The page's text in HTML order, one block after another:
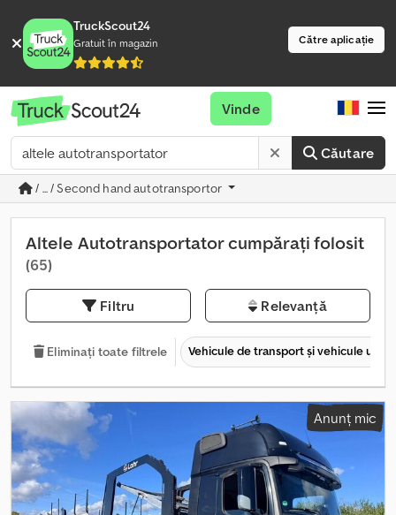
TruckScout24
Gratuit în magazin Către aplicație
Căutare
Vinde
/ ... / Second hand autotransportor
Altele Autotransportator cumpărați folosit
(65)
Filtru Relevanță
Eliminați toate filtrele Vehicule de transport şi vehicule
Anunț mic